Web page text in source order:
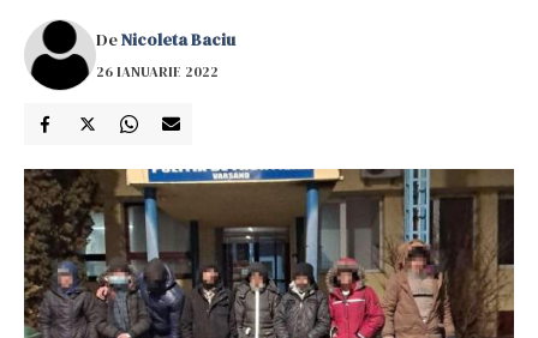
DeNicoleta Baciu
26 IANUARIE 2022